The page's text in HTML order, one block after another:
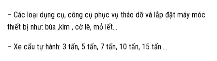
– Các loại dụng cụ, công cụ phục vụ tháo dỡ và lắp đặt máy móc
thiết bị như: búa ,kìm , cờ lê, mỏ lết…
– Xe cẩu tự hành: 3 tấn, 5 tấn, 7 tấn, 10 tấn, 15 tấn….